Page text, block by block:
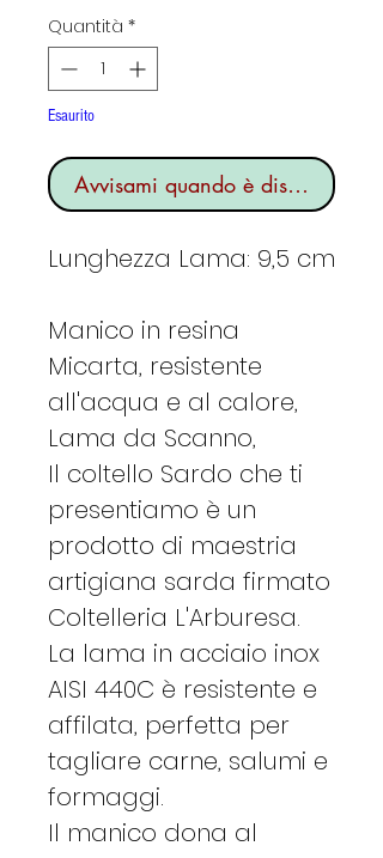
Quantità *
Esaurito
Avvisami quando è disponibile
Lunghezza Lama: 9,5 cm
Manico in resina
Micarta, resistente
all'acqua e al calore,
Lama da Scanno,
Il coltello Sardo che ti
presentiamo è un
prodotto di maestria
artigiana sarda firmato
Coltelleria L'Arburesa.
La lama in acciaio inox
AISI 440C è resistente e
affilata, perfetta per
tagliare carne, salumi e
formaggi.
Il manico dona al